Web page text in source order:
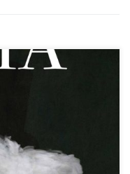
la razón, una
en las obras de
negras, comisariada por